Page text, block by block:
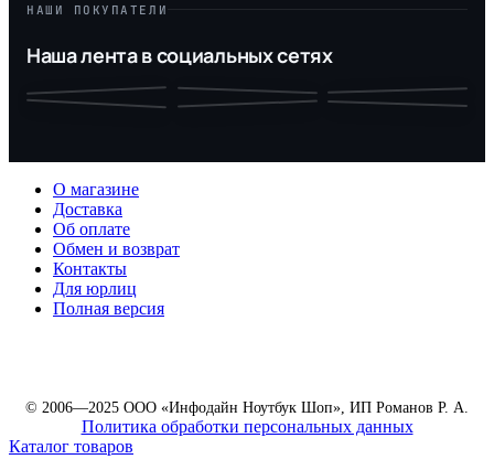
НАШИ ПОКУПАТЕЛИ
Наша лента в социальных сетях
О магазине
Доставка
Об оплате
Обмен и возврат
Контакты
Для юрлиц
Полная версия
© 2006—2025 ООО «Инфодайн Ноутбук Шоп», ИП Романов Р. А.
Политика обработки персональных данных
Каталог товаров